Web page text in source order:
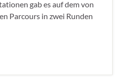
gab es auf dem von
Parcours in zwei Runden